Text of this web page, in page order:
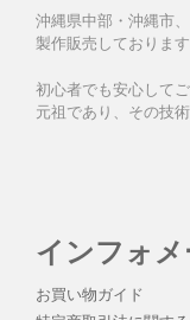
沖縄県中部・沖縄市
製作販売しております
初心者でも安心して
元祖であり、その技
インフォ
お買い物ガイド